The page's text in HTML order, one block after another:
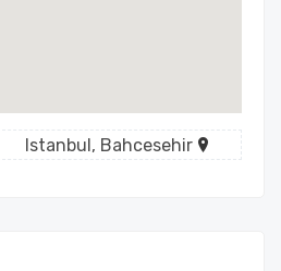
Istanbul, Bahcesehir